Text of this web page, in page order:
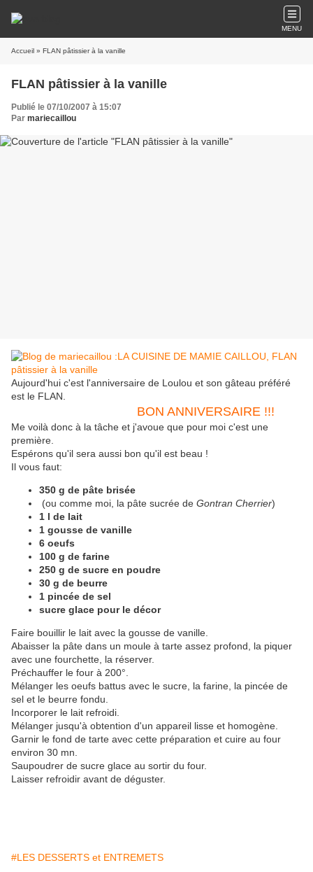
MENU
Accueil » FLAN pâtissier à la vanille
FLAN pâtissier à la vanille
Publié le 07/10/2007 à 15:07
Par mariecaillou
Aujourd'hui c'est l'anniversaire de Loulou et son gâteau préféré
est le FLAN.
BON ANNIVERSAIRE !!!
Me voilà donc à la tâche et j'avoue que pour moi c'est une
première.
Espérons qu'il sera aussi bon qu'il est beau !
Il vous faut:
350 g de pâte brisée
(ou comme moi, la pâte sucrée de Gontran Cherrier)
1 l de lait
1 gousse de vanille
6 oeufs
100 g de farine
250 g de sucre en poudre
30 g de beurre
1 pincée de sel
sucre glace pour le décor
Faire bouillir le lait avec la gousse de vanille.
Abaisser la pâte dans un moule à tarte assez profond, la piquer
avec une fourchette, la réserver.
Préchauffer le four à 200°.
Mélanger les oeufs battus avec le sucre, la farine, la pincée de
sel et le beurre fondu.
Incorporer le lait refroidi.
Mélanger jusqu'à obtention d'un appareil lisse et homogène.
Garnir le fond de tarte avec cette préparation et cuire au four
environ 30 mn.
Saupoudrer de sucre glace au sortir du four.
Laisser refroidir avant de déguster.
#LES DESSERTS et ENTREMETS